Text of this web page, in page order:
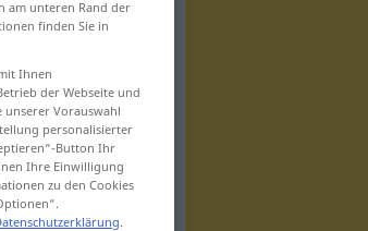
am unteren Rand der
finden Sie in
Ihnen
der Webseite und
Vorauswahl
personalisierter
Button Ihr
Ihre Einwilligung
zu den Cookies
.